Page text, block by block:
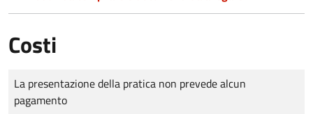
Costi
Tipo di pagamento
Importo
La presentazione della pratica non prevede alcun
pagamento